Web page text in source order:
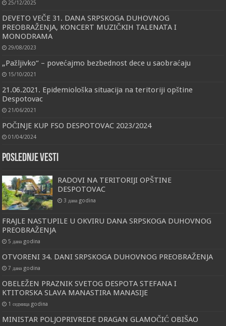
25/12/2025
DEVETO VEČE 31. DANA SRPSKOGA DUHOVNOG
PREOBRAŽENJA, KONCERT MUZIČKIH TALENATA I
MONODRAMA
29/08/2023
„Pažljivko“ – povećajmo bezbednost dece u saobraćaju
15/10/2021
21.06.2021. Epidemiološka situacija na teritoriji opštine
Despotovac
21/06/2021
POČINJE KUP FSO DESPOTOVAC 2023/2024
01/04/2024
Poslednje vesti
RADOVI NA TERITORIJI OPŠTINE
DESPOTOVAC
3 дана godina
FRAJLE NASTUPILE U OKVIRU DANA SRPSKOGA DUHOVNOG
PREOBRAŽENJA
5 дана godina
OTVORENI 34. DANI SRPSKOGA DUHOVNOG PREOBRAŽENJA
7 дана godina
OBELEŽEN PRAZNIK SVETOG DESPOTA STEFANA I
KTITORSKA SLAVA MANASTIRA MANASIJE
1 седмица godina
MINISTAR POLJOPRIVREDE DRAGAN GLAMOČIĆ OBIŠAO